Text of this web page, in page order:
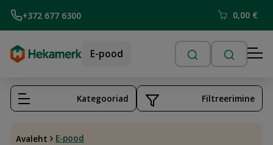
+372 677 6300 0,00 €
E-pood
Avaleht E-pood
Kategooriad Filtreerimine